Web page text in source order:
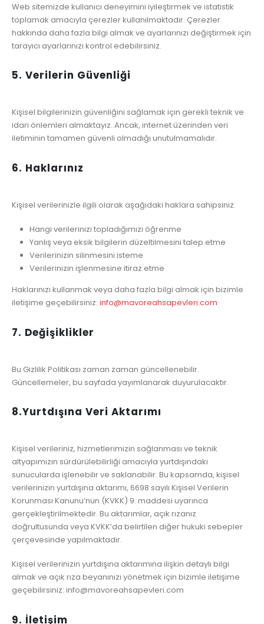
Web sitemizde kullanıcı deneyimini iyileştirmek ve istatistik
toplamak amacıyla çerezler kullanılmaktadır. Çerezler
hakkında daha fazla bilgi almak ve ayarlarınızı değiştirmek için
tarayıcı ayarlarınızı kontrol edebilirsiniz.
5. Verilerin Güvenliği
Kişisel bilgilerinizin güvenliğini sağlamak için gerekli teknik ve
idari önlemleri almaktayız. Ancak, internet üzerinden veri
iletiminin tamamen güvenli olmadığı unutulmamalıdır.
6. Haklarınız
Kişisel verilerinizle ilgili olarak aşağıdaki haklara sahipsiniz:
Hangi verilerinizi topladığımızı öğrenme
Yanlış veya eksik bilgilerin düzeltilmesini talep etme
Verilerinizin silinmesini isteme
Verilerinizin işlenmesine itiraz etme
Haklarınızı kullanmak veya daha fazla bilgi almak için bizimle
iletişime geçebilirsiniz: info@mavoreahsapevleri.com
7. Değişiklikler
Bu Gizlilik Politikası zaman zaman güncellenebilir.
Güncellemeler, bu sayfada yayımlanarak duyurulacaktır.
8.Yurtdışına Veri Aktarımı
Kişisel verileriniz, hizmetlerimizin sağlanması ve teknik
altyapımızın sürdürülebilirliği amacıyla yurtdışındaki
sunucularda işlenebilir ve saklanabilir. Bu kapsamda, kişisel
verilerinizin yurtdışına aktarımı, 6698 sayılı Kişisel Verilerin
Korunması Kanunu’nun (KVKK) 9. maddesi uyarınca
gerçekleştirilmektedir. Bu aktarımlar, açık rızanız
doğrultusunda veya KVKK’da belirtilen diğer hukuki sebepler
çerçevesinde yapılmaktadır.
Kişisel verilerinizin yurtdışına aktarımına ilişkin detaylı bilgi
almak ve açık rıza beyanınızı yönetmek için bizimle iletişime
geçebilirsiniz: info@mavoreahsapevleri.com
9. İletişim